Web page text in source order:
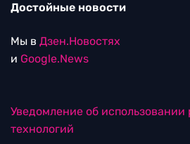
Достойные новости
Мы в Дзен.Новостях
и Google.News
Уведомление об
технологий